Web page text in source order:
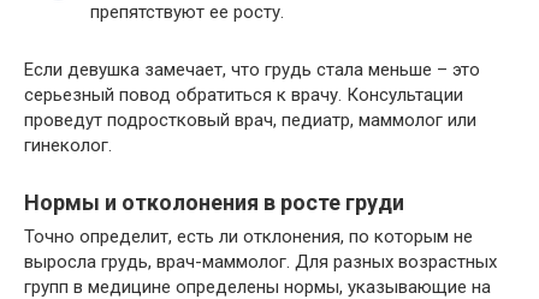
препятствуют ее росту.
Если девушка замечает, что грудь стала меньше – это
серьезный повод обратиться к врачу. Консультации
проведут подростковый врач, педиатр, маммолог или
гинеколог.
Нормы и отколонения в росте груди
Точно определит, есть ли отклонения, по которым не
выросла грудь, врач-маммолог. Для разных возрастных
групп в медицине определены нормы, указывающие на